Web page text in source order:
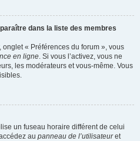
dans la liste des membres
onglet « Préférences du forum », vous
en ligne. Si vous l’activez, vous ne
les modérateurs et vous-même. Vous
un fuseau horaire différent de celui
au panneau de l’utilisateuret